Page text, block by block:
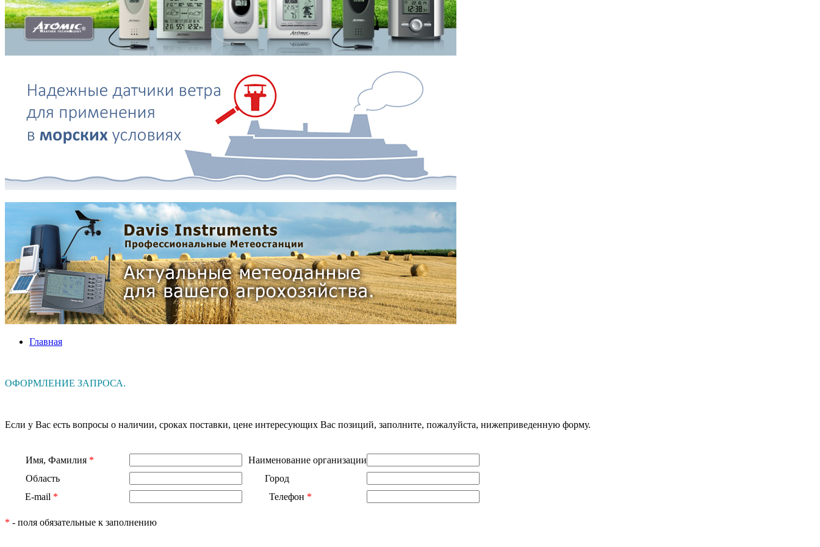
Главная
ОФОРМЛЕНИЕ ЗАПРОСА.
Если у Вас есть вопросы о наличии, сроках поставки, цене интересующих Вас позиций, заполните, пожалуйста, нижеприведенную форму.
Имя, Фамилия *
Область
E-mail *
Наименование организации
Город
Телефон *
* - поля обязательные к заполнению